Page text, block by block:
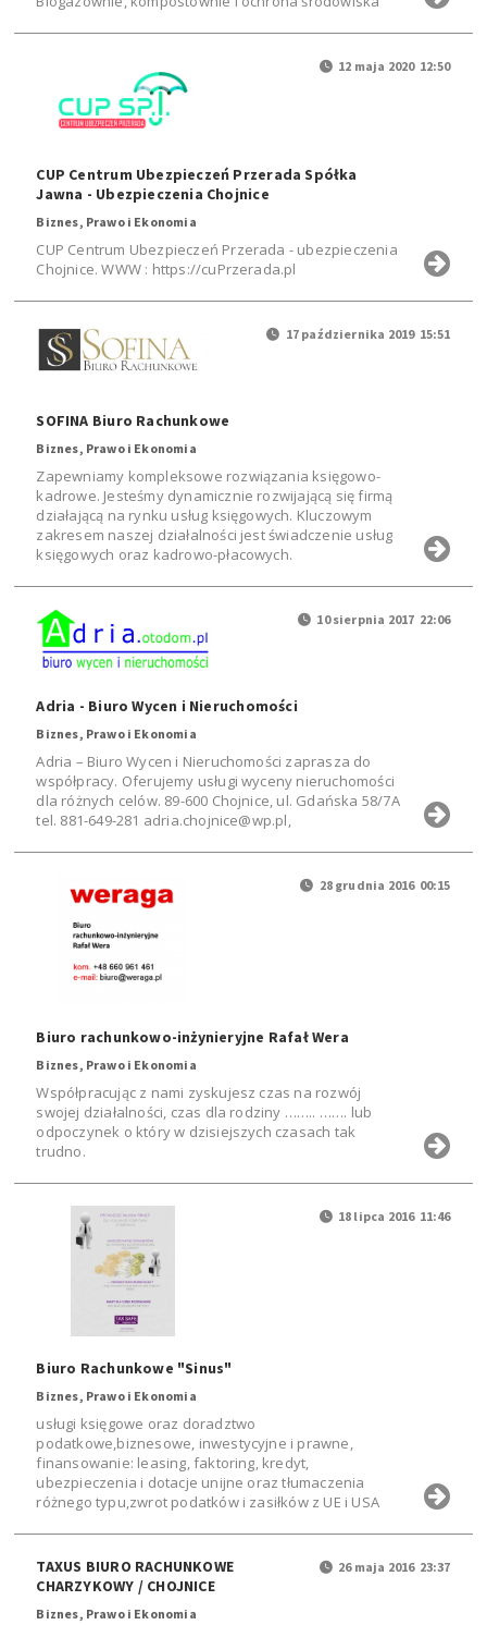
12 maja 2020 12:50
CUP Centrum Ubezpieczeń Przerada Spółka
Jawna - Ubezpieczenia Chojnice
Biznes, Prawo i Ekonomia
CUP Centrum Ubezpieczeń Przerada - ubezpieczenia
Chojnice. WWW : https://cuPrzerada.pl
17 października 2019 15:51
SOFINA Biuro Rachunkowe
Biznes, Prawo i Ekonomia
Zapewniamy kompleksowe rozwiązania księgowo-
kadrowe. Jesteśmy dynamicznie rozwijającą się firmą
działającą na rynku usług księgowych. Kluczowym
zakresem naszej działalności jest świadczenie usług
księgowych oraz kadrowo-płacowych.
10 sierpnia 2017 22:06
Adria - Biuro Wycen i Nieruchomości
Biznes, Prawo i Ekonomia
Adria – Biuro Wycen i Nieruchomości zaprasza do
współpracy. Oferujemy usługi wyceny nieruchomości
dla różnych celów. 89-600 Chojnice, ul. Gdańska 58/7A
tel. 881-649-281 adria.chojnice@wp.pl,
28 grudnia 2016 00:15
Biuro rachunkowo-inżynieryjne Rafał Wera
Biznes, Prawo i Ekonomia
Współpracując z nami zyskujesz czas na rozwój
swojej działalności, czas dla rodziny …….. ……. lub
odpoczynek o który w dzisiejszych czasach tak
trudno.
18 lipca 2016 11:46
Biuro Rachunkowe "Sinus"
Biznes, Prawo i Ekonomia
usługi księgowe oraz doradztwo
podatkowe,biznesowe, inwestycyjne i prawne,
finansowanie: leasing, faktoring, kredyt,
ubezpieczenia i dotacje unijne oraz tłumaczenia
różnego typu,zwrot podatków i zasiłków z UE i USA
26 maja 2016 23:37
TAXUS BIURO RACHUNKOWE
CHARZYKOWY / CHOJNICE
Biznes, Prawo i Ekonomia